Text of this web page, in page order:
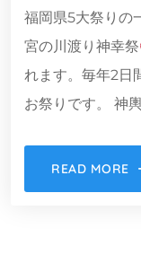
福岡県5大祭りの
宮の川渡り神幸祭
れます。毎年2日
お祭りです。 神
READ MORE